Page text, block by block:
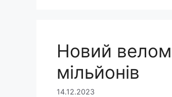
Новий
мільйонів
14.12.2023